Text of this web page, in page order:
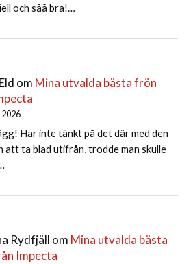
och såå bra!…
om Mina utvalda bästa frön
2026
Har inte tänkt på det där med den
att ta blad utifrån, trodde man skulle
Rydfjäll om Mina utvalda bästa
Impecta